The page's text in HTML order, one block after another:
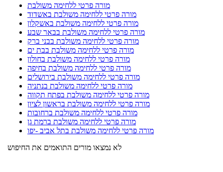
מורה פרטי ללחימה משולבת
מורה פרטי ללחימה משולבת באשדוד
מורה פרטי ללחימה משולבת באשקלון
מורה פרטי ללחימה משולבת בבאר שבע
מורה פרטי ללחימה משולבת בבני ברק
מורה פרטי ללחימה משולבת בבת ים
מורה פרטי ללחימה משולבת בחולון
מורה פרטי ללחימה משולבת בחיפה
מורה פרטי ללחימה משולבת בירושלים
מורה פרטי ללחימה משולבת בנתניה
מורה פרטי ללחימה משולבת בפתח תקווה
מורה פרטי ללחימה משולבת בראשון לציון
מורה פרטי ללחימה משולבת ברחובות
מורה פרטי ללחימה משולבת ברמת גן
מורה פרטי ללחימה משולבת בתל אביב -יפו
לא נמצאו מורים התואמים את החיפוש